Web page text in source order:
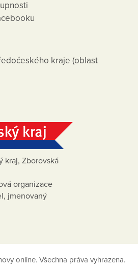
kraje (oblast
kraj, Zborovská
organizace
jmenovaný
online. Všechna práva vyhrazena.